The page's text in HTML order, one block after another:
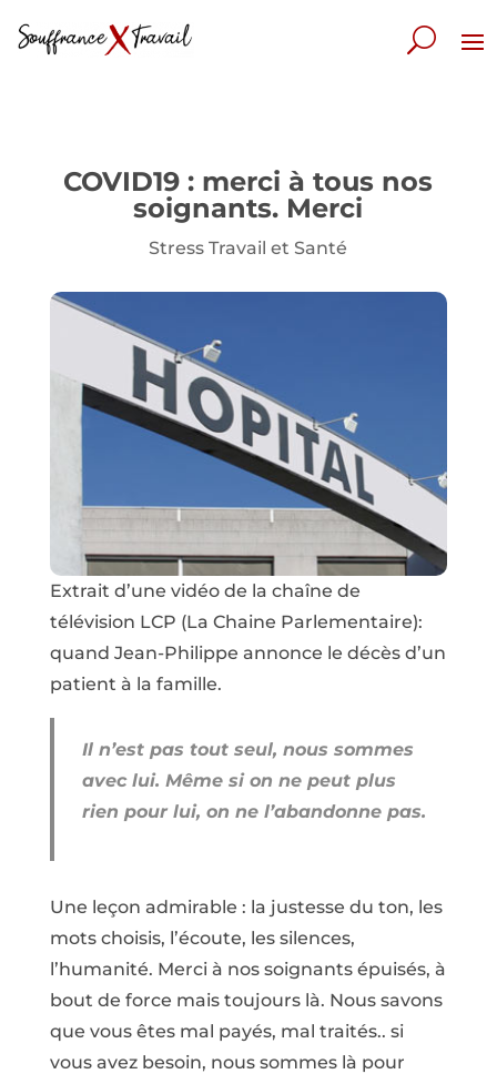
COVID19 : merci à tous nos
soignants. Merci
Stress Travail et Santé
Extrait d’une vidéo de la chaîne de
télévision LCP (La Chaine Parlementaire):
quand Jean-Philippe annonce le décès d’un
patient à la famille.
Il n’est pas tout seul, nous sommes
avec lui. Même si on ne peut plus
rien pour lui, on ne l’abandonne pas.
Une leçon admirable : la justesse du ton, les
mots choisis, l’écoute, les silences,
l’humanité. Merci à nos soignants épuisés, à
bout de force mais toujours là. Nous savons
que vous êtes mal payés, mal traités.. si
vous avez besoin, nous sommes là pour